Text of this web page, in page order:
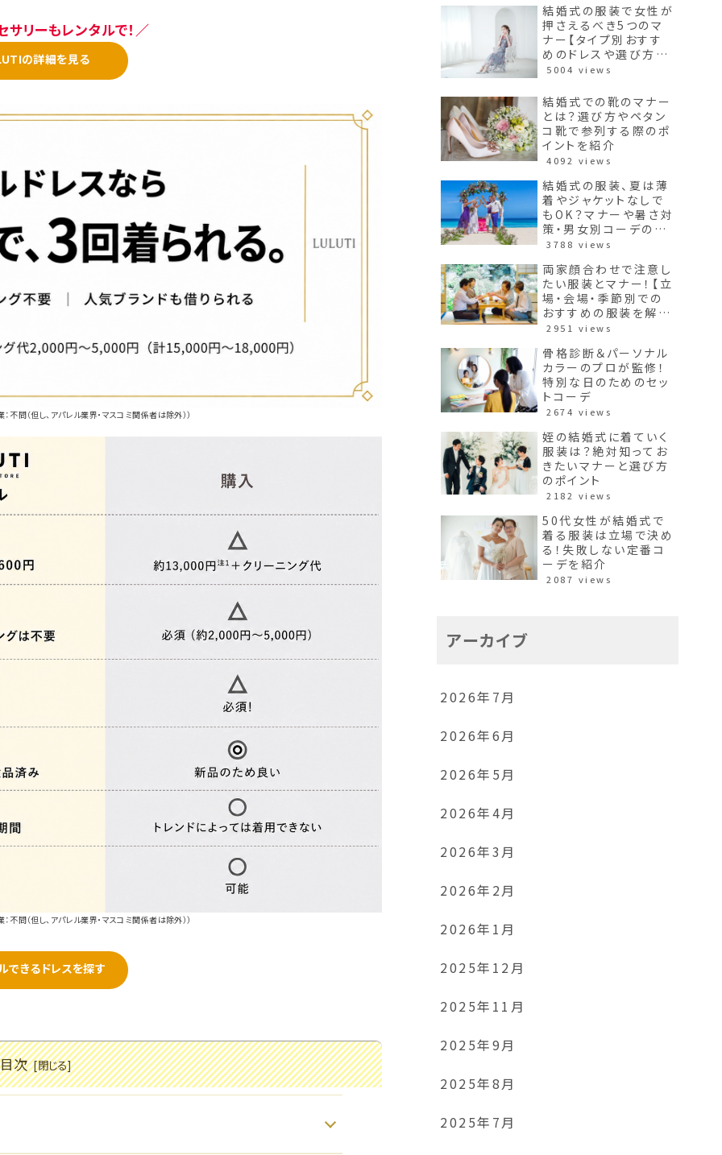
サリーもレンタルで！／
の詳細を見る
問（但し、アパレル業界・マスコミ関係者は除外））
問（但し、アパレル業界・マスコミ関係者は除外））
できるドレスを探す
目次
結婚式の服装で女性が
押さえるべき5つのマ
ナー【タイプ別おすす
めのドレスや選び方も
紹介】
5004 views
結婚式での靴のマナー
とは？選び方やペタン
コ靴で参列する際のポ
イントを紹介
4092 views
結婚式の服装、夏は薄
着やジャケットなしで
もOK？マナーや暑さ対
策・男女別コーデのポ
イントを紹介
3788 views
両家顔合わせで注意し
たい服装とマナー！【立
場・会場・季節別での
おすすめの服装を解
説】
2951 views
骨格診断＆パーソナル
カラーのプロが監修！
特別な日のためのセッ
トコーデ
2674 views
姪の結婚式に着ていく
服装は？絶対知ってお
きたいマナーと選び方
のポイント
2182 views
50代女性が結婚式で
着る服装は立場で決め
る！失敗しない定番コ
ーデを紹介
2087 views
アーカイブ
2026年7月
2026年6月
2026年5月
2026年4月
2026年3月
2026年2月
2026年1月
2025年12月
2025年11月
2025年9月
2025年8月
2025年7月